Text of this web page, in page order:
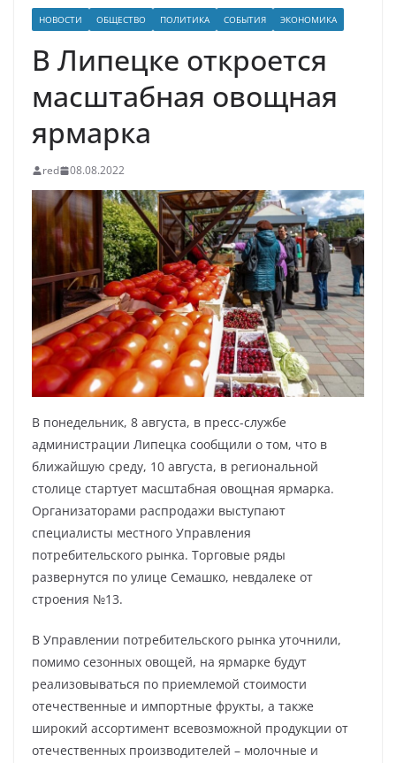
НОВОСТИ ОБЩЕСТВО ПОЛИТИКА СОБЫТИЯ ЭКОНОМИКА
В Липецке откроется
масштабная овощная
ярмарка
red 08.08.2022
В понедельник, 8 августа, в пресс-службе
администрации Липецка сообщили о том, что в
ближайшую среду, 10 августа, в региональной
столице стартует масштабная овощная ярмарка.
Организаторами распродажи выступают
специалисты местного Управления
потребительского рынка. Торговые ряды
развернутся по улице Семашко, невдалеке от
строения №13.
В Управлении потребительского рынка уточнили,
помимо сезонных овощей, на ярмарке будут
реализовываться по приемлемой стоимости
отечественные и импортные фрукты, а также
широкий ассортимент всевозможной продукции от
отечественных производителей – молочные и